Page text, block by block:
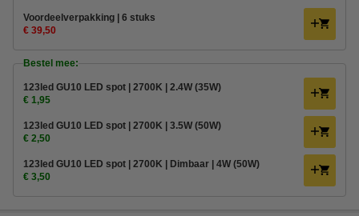
Voordeelverpakking | 6 stuks
€ 39,50
Bestel mee:
123led GU10 LED spot | 2700K | 2.4W (35W)
€ 1,95
123led GU10 LED spot | 2700K | 3.5W (50W)
€ 2,50
123led GU10 LED spot | 2700K | Dimbaar | 4W (50W)
€ 3,50